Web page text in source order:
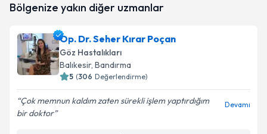
oluşturun. Size bu uzmandan randevu almanız için bir
E-posta Adresiniz
Kişisel verilerimin işlenmesine ilişkinAydınlatma
Bölgenize yakın diğer uzmanlar
Op. Dr. Seher Kırar Poçan
Göz Hastalıkları
Balıkesir, Bandırma
5 (306 Değerlendirme)
Çok memnun kaldım zaten sürekli işlem yaptırdığım
bir doktor
Devamı